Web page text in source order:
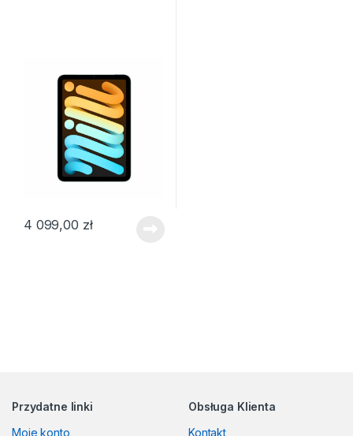
4 099,00 zł
Przydatne linki
Moje konto
Obsługa Klienta
Kontakt